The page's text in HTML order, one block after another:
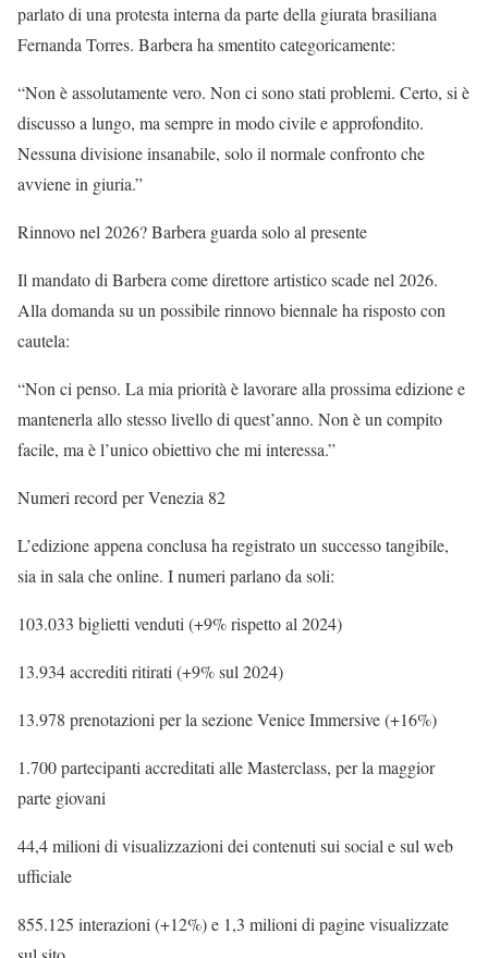
parlato di una protesta interna da parte della giurata brasiliana
Fernanda Torres. Barbera ha smentito categoricamente:
“Non è assolutamente vero. Non ci sono stati problemi. Certo, si è
discusso a lungo, ma sempre in modo civile e approfondito.
Nessuna divisione insanabile, solo il normale confronto che
avviene in giuria.”
Rinnovo nel 2026? Barbera guarda solo al presente
Il mandato di Barbera come direttore artistico scade nel 2026.
Alla domanda su un possibile rinnovo biennale ha risposto con
cautela:
“Non ci penso. La mia priorità è lavorare alla prossima edizione e
mantenerla allo stesso livello di quest’anno. Non è un compito
facile, ma è l’unico obiettivo che mi interessa.”
Numeri record per Venezia 82
L’edizione appena conclusa ha registrato un successo tangibile,
sia in sala che online. I numeri parlano da soli:
103.033 biglietti venduti (+9% rispetto al 2024)
13.934 accrediti ritirati (+9% sul 2024)
13.978 prenotazioni per la sezione Venice Immersive (+16%)
1.700 partecipanti accreditati alle Masterclass, per la maggior
parte giovani
44,4 milioni di visualizzazioni dei contenuti sui social e sul web
ufficiale
855.125 interazioni (+12%) e 1,3 milioni di pagine visualizzate